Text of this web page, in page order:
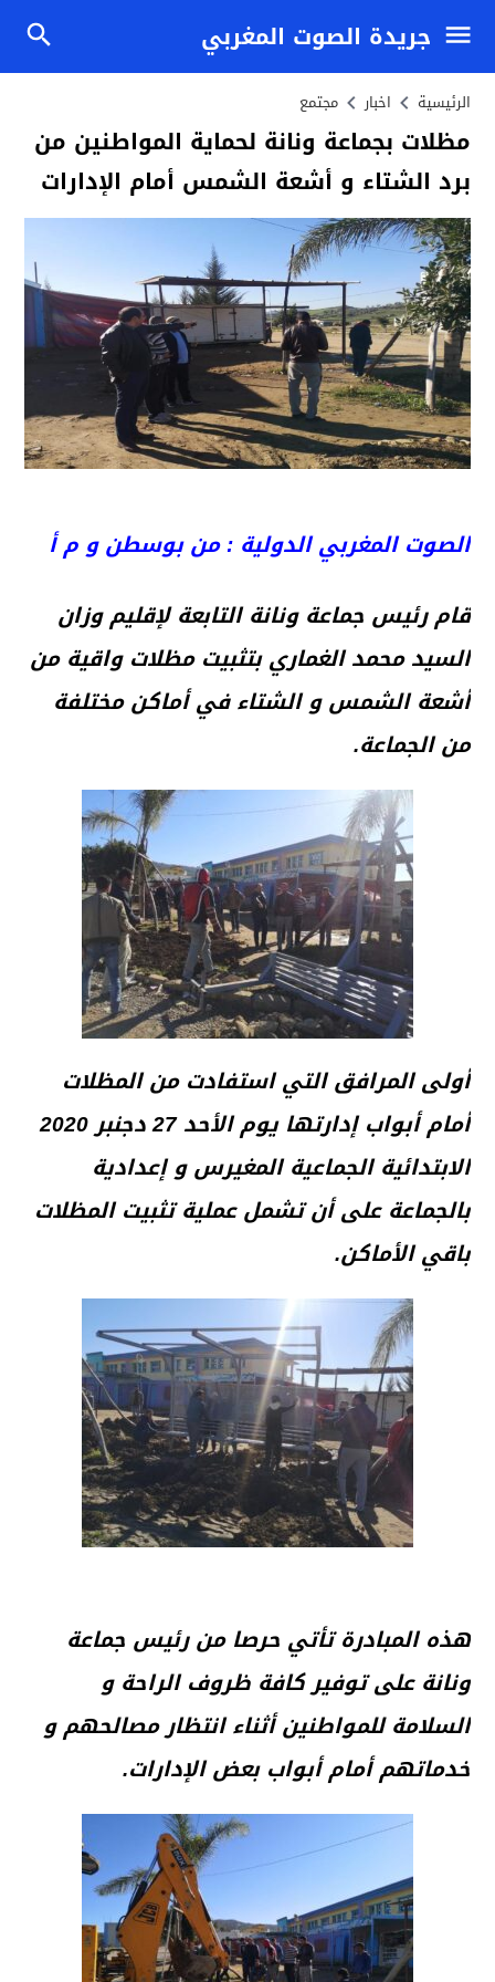
جريدة الصوت المغربي
الرئيسية اخبار مجتمع
مظلات بجماعة ونانة لحماية المواطنين من
برد الشتاء و أشعة الشمس أمام الإدارات
الصوت المغربي الدولية : من بوسطن و م أ
قام رئيس جماعة ونانة التابعة لإقليم وزان
السيد محمد الغماري بتثبيت مظلات واقية من
أشعة الشمس و الشتاء في أماكن مختلفة
من الجماعة.
أولى المرافق التي استفادت من المظلات
أمام أبواب إدارتها يوم الأحد 27 دجنبر 2020
الابتدائية الجماعية المغيرس و إعدادية
بالجماعة على أن تشمل عملية تثبيت المظلات
باقي الأماكن.
هذه المبادرة تأتي حرصا من رئيس جماعة
ونانة على توفير كافة ظروف الراحة و
السلامة للمواطنين أثناء انتظار مصالحهم و
خدماتهم أمام أبواب بعض الإدارات.